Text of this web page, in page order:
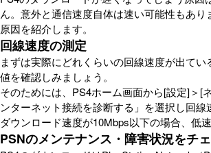
ん。意外と通信速度自体は速い可能性もあり
原因を紹介します。
回線速度の測定
まずは実際にどれくらいの回線速度が出てい
値を確認しみましょう。
そのためには、PS4ホーム画面から[設定]＞[
ンターネット接続を診断する」を選択し回線
ダウンロード速度が10Mbps以下の場合、低速
PSNのメンテナンス・障害状況をチ